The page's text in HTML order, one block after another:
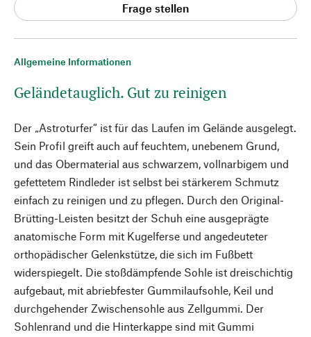
Allgemeine Informationen
Geländetauglich. Gut zu reinigen
Der „Astroturfer“ ist für das Laufen im Gelände ausgelegt.
Sein Profil greift auch auf feuchtem, unebenem Grund,
und das Obermaterial aus schwarzem, vollnarbigem und
gefettetem Rindleder ist selbst bei stärkerem Schmutz
einfach zu reinigen und zu pflegen. Durch den Original-
Brütting-Leisten besitzt der Schuh eine ausgeprägte
anatomische Form mit Kugelferse und angedeuteter
orthopädischer Gelenkstütze, die sich im Fußbett
widerspiegelt. Die stoßdämpfende Sohle ist dreischichtig
aufgebaut, mit abriebfester Gummilaufsohle, Keil und
durchgehender Zwischensohle aus Zellgummi. Der
Sohlenrand und die Hinterkappe sind mit Gummi
Frage stellen